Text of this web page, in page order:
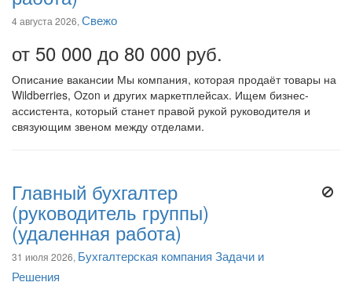
4 августа 2026, Свежо
от 50 000 до 80 000 руб.
Описание вакансии Мы компания, которая продаёт товары на
Wildberries, Ozon и других маркетплейсах. Ищем бизнес-
ассистента, который станет правой рукой руководителя и
связующим звеном между отделами.
Главный бухгалтер
(руководитель группы)
(удаленная работа)
31 июля 2026, Бухгалтерская компания Задачи и
Решения